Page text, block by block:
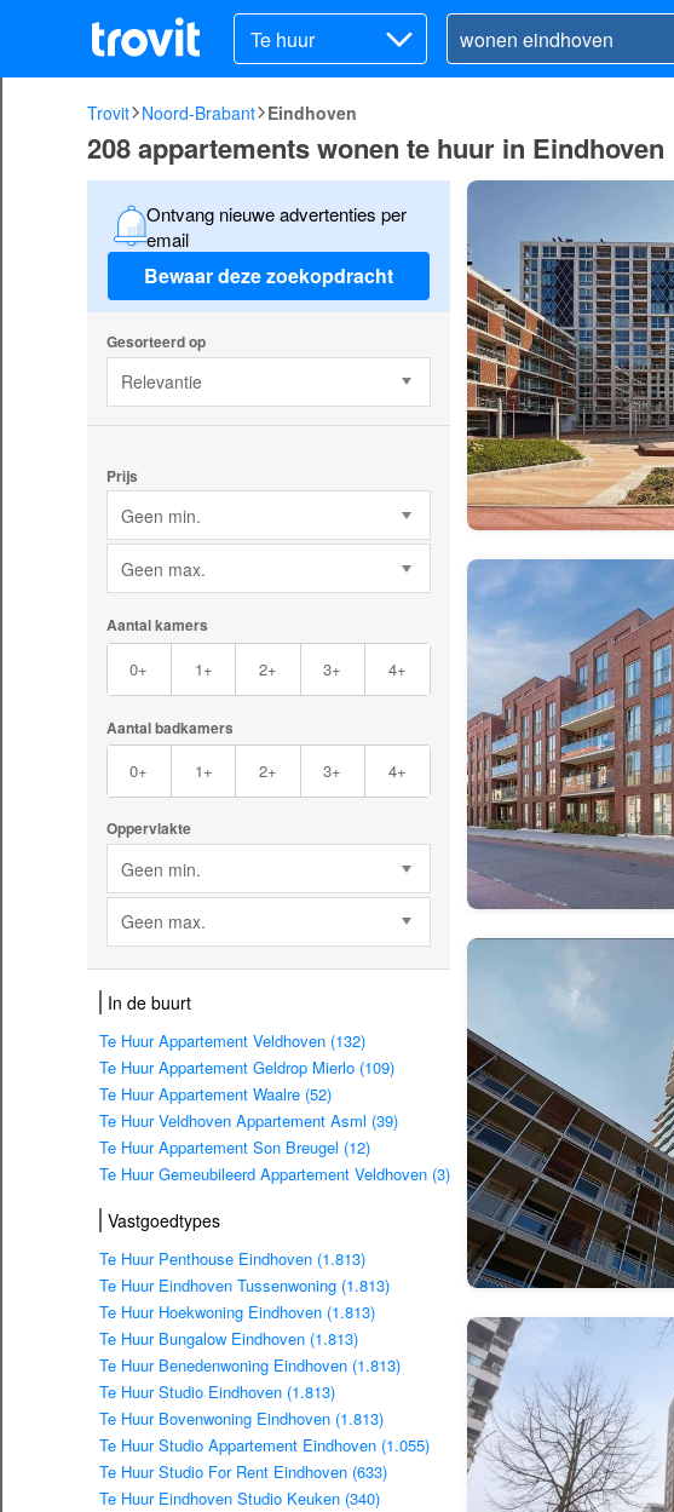
Te huur
Trovit Noord-Brabant Eindhoven
208 appartements wonen te huur in Eindhoven
Ontvang nieuwe advertenties per
email
Bewaar deze zoekopdracht
Gesorteerd op
Relevantie
Prijs
Geen min.
Geen max.
Aantal kamers
0+ 1+ 2+ 3+ 4+
Aantal badkamers
0+ 1+ 2+ 3+ 4+
Oppervlakte
Geen min.
Geen max.
In de buurt
Te Huur Appartement Veldhoven (132)
Te Huur Appartement Geldrop Mierlo (109)
Te Huur Appartement Waalre (52)
Te Huur Veldhoven Appartement Asml (39)
Te Huur Appartement Son Breugel (12)
Te Huur Gemeubileerd Appartement Veldhoven (3)
Vastgoedtypes
Te Huur Penthouse Eindhoven (1.813)
Te Huur Eindhoven Tussenwoning (1.813)
Te Huur Hoekwoning Eindhoven (1.813)
Te Huur Bungalow Eindhoven (1.813)
Te Huur Benedenwoning Eindhoven (1.813)
Te Huur Studio Eindhoven (1.813)
Te Huur Bovenwoning Eindhoven (1.813)
Te Huur Studio Appartement Eindhoven (1.055)
Te Huur Studio For Rent Eindhoven (633)
Te Huur Eindhoven Studio Keuken (340)